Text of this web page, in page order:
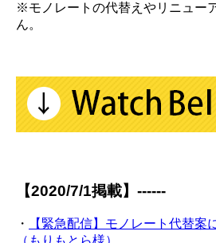
※モノレートの代替えやリニュー
ん。
【2020/7/1掲載】------
・
【緊急配信】モノレート代替案